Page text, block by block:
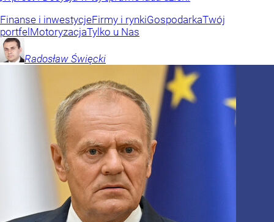
Finanse i inwestycjeFirmy i rynkiGospodarkaTwój
portfel MotoryzacjaTylko u Nas
Radosław Święcki